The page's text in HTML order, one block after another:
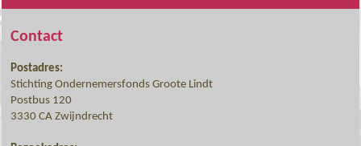
Contact
Postadres:
Stichting Ondernemersfonds Groote Lindt
Postbus 120
3330 CA Zwijndrecht